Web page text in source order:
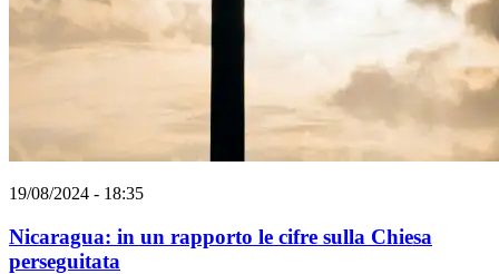
19/08/2024 - 18:35
Nicaragua: in un rapporto le cifre sulla Chiesa
perseguitata